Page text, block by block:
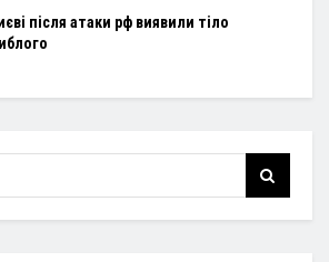
після атаки рф виявили тіло